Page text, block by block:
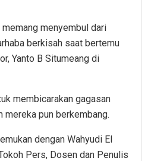
memang menyembul dari
berkisah saat bertemu
Yanto B Situmeang di
membicarakan gagasan
mereka pun berkembang.
dengan Wahyudi El
Pers, Dosen dan Penulis